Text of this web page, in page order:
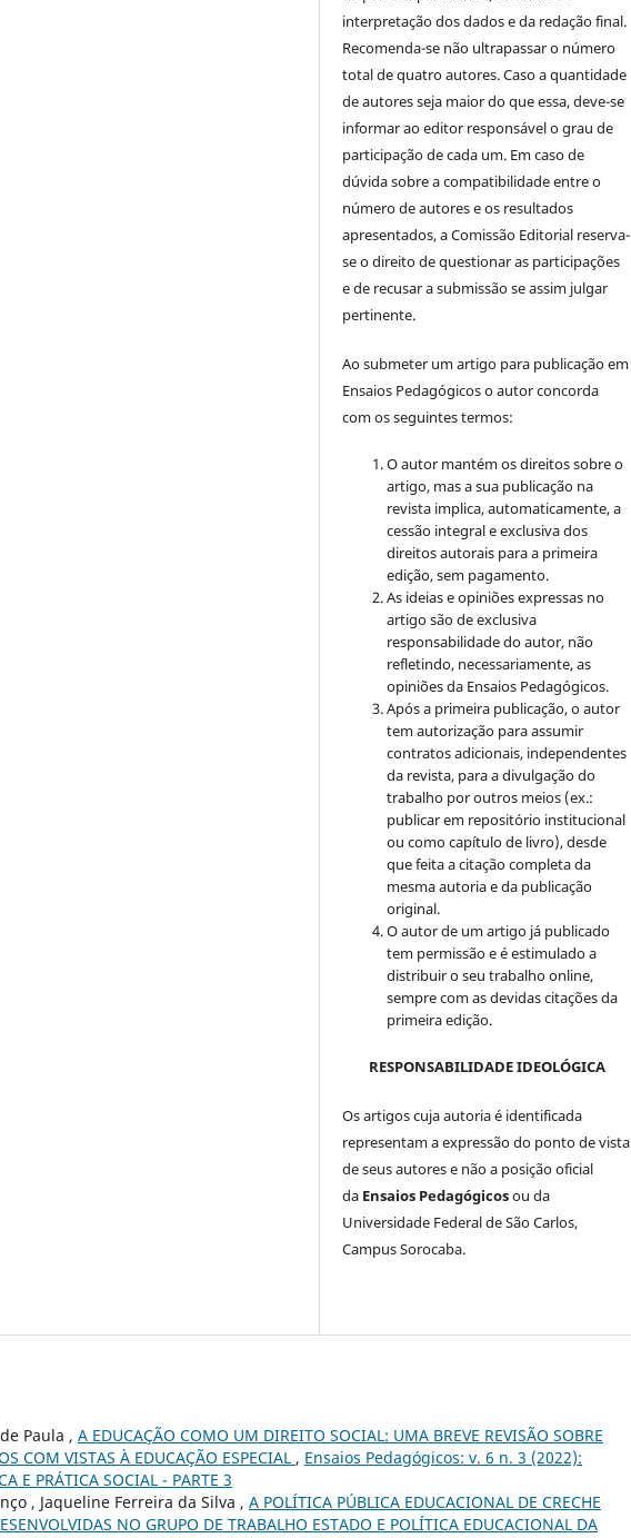
interpretação dos dados e da redação final.
Recomenda-se não ultrapassar o número
total de quatro autores. Caso a quantidade
de autores seja maior do que essa, deve-se
informar ao editor responsável o grau de
participação de cada um. Em caso de
dúvida sobre a compatibilidade entre o
número de autores e os resultados
apresentados, a Comissão Editorial reserva-
se o direito de questionar as participações
e de recusar a submissão se assim julgar
pertinente.
Ao submeter um artigo para publicação em
Ensaios Pedagógicos o autor concorda
com os seguintes termos:
O autor mantém os direitos sobre o
artigo, mas a sua publicação na
revista implica, automaticamente, a
cessão integral e exclusiva dos
direitos autorais para a primeira
edição, sem pagamento.
As ideias e opiniões expressas no
artigo são de exclusiva
responsabilidade do autor, não
refletindo, necessariamente, as
opiniões da Ensaios Pedagógicos.
Após a primeira publicação, o autor
tem autorização para assumir
contratos adicionais, independentes
da revista, para a divulgação do
trabalho por outros meios (ex.:
publicar em repositório institucional
ou como capítulo de livro), desde
que feita a citação completa da
mesma autoria e da publicação
original.
O autor de um artigo já publicado
tem permissão e é estimulado a
distribuir o seu trabalho online,
sempre com as devidas citações da
primeira edição.
RESPONSABILIDADE IDEOLÓGICA
Os artigos cuja autoria é identificada
representam a expressão do ponto de vista
de seus autores e não a posição oficial
da Ensaios Pedagógicosou da
Universidade Federal de São Carlos,
Campus Sorocaba.
Paula , A EDUCAÇÃO COMO UM DIREITO SOCIAL: UMA BREVE REVISÃO SOBRE
COM VISTAS À EDUCAÇÃO ESPECIAL , Ensaios Pedagógicos: v. 6 n. 3 (2022):
E PRÁTICA SOCIAL - PARTE 3
, Jaqueline Ferreira da Silva , A POLÍTICA PÚBLICA EDUCACIONAL DE CRECHE
NO GRUPO DE TRABALHO ESTADO E POLÍTICA EDUCACIONAL DA